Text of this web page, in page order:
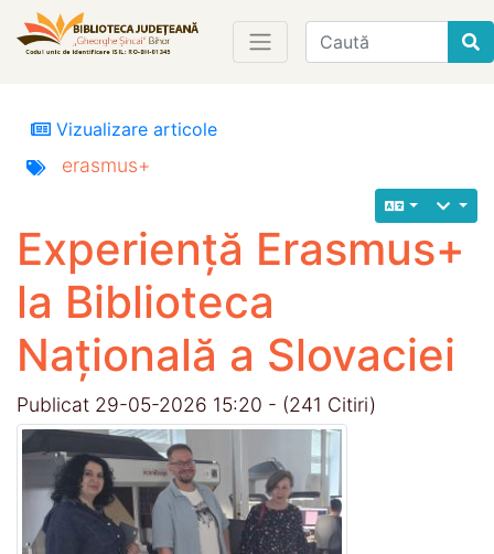
Find
Vizualizare articole
erasmus+
Experiență Erasmus+
la Biblioteca
Națională a Slovaciei
Publicat 29-05-2026 15:20 - (241 Citiri)